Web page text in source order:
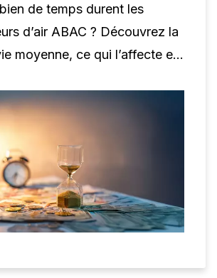
de temps durent les
d’air ABAC ? Découvrez la
moyenne, ce qui l’affecte et
appropriés.